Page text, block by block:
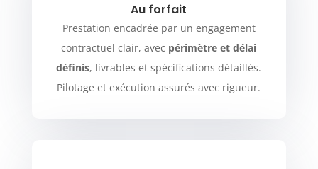
Au forfait
Prestation encadrée par un engagement
contractuel clair, avec périmètre et délai
définis, livrables et spécifications détaillés.
Pilotage et exécution assurés avec rigueur.